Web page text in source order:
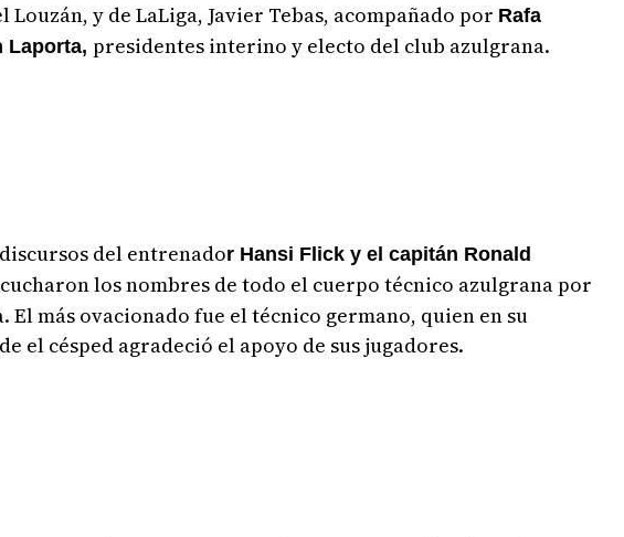
Louzán, y de LaLiga, Javier Tebas, acompañado por Rafa
Laporta, presidentes interino y electo del club azulgrana.
del entrenador Hansi Flick y el capitán Ronald
los nombres de todo el cuerpo técnico azulgrana por
El más ovacionado fue el técnico germano, quien en su
el césped agradeció el apoyo de sus jugadores.